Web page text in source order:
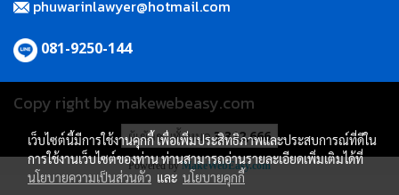
phuwarinlawyer@hotmail.com
081-9250-144
Copy right by makewebeasy.com
ผู้เข้าชมทั้งหมด 3,312,666
Powered byMakeWebEasy.com
เว็บไซต์นี้มีการใช้งานคุกกี้ เพื่อเพิ่มประสิทธิภาพและประสบการณ์ที่ดีใน
การใช้งานเว็บไซต์ของท่าน ท่านสามารถอ่านรายละเอียดเพิ่มเติมได้ที่
นโยบายความเป็นส่วนตัว และ นโยบายคุกกี้